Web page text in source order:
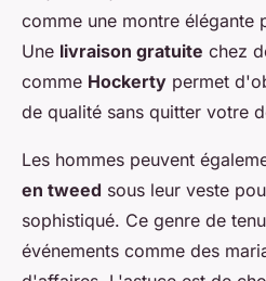
comme une montre élégante
Une livraison gratuite chez
comme Hockerty permet
de qualité sans quitter votre
Les hommes peuvent
en tweed sous leur veste
sophistiqué. Ce genre de
événements comme des